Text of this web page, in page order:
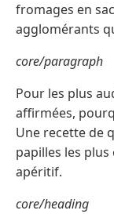
fromages en
agglomérants
core/paragraph
Pour les plus
affirmées,
Une recette de
papilles les
apéritif.
core/heading